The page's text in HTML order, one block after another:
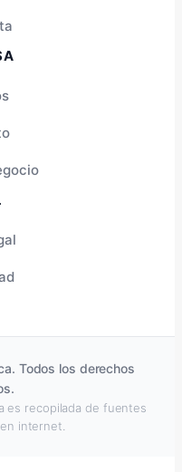
Todos los derechos
es recopilada de fuentes
internet.